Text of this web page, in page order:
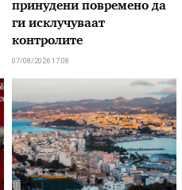
принудени повремено да
ги исклучуваат
контролите
07/08/2026 17:08